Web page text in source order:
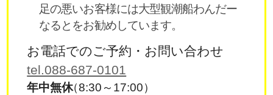
足の悪いお客様には大型観潮船わんだー
なるとをお勧めしています。
お電話でのご予約・お問い合わせ
tel.088-687-0101
年中無休（8:30～17:00）